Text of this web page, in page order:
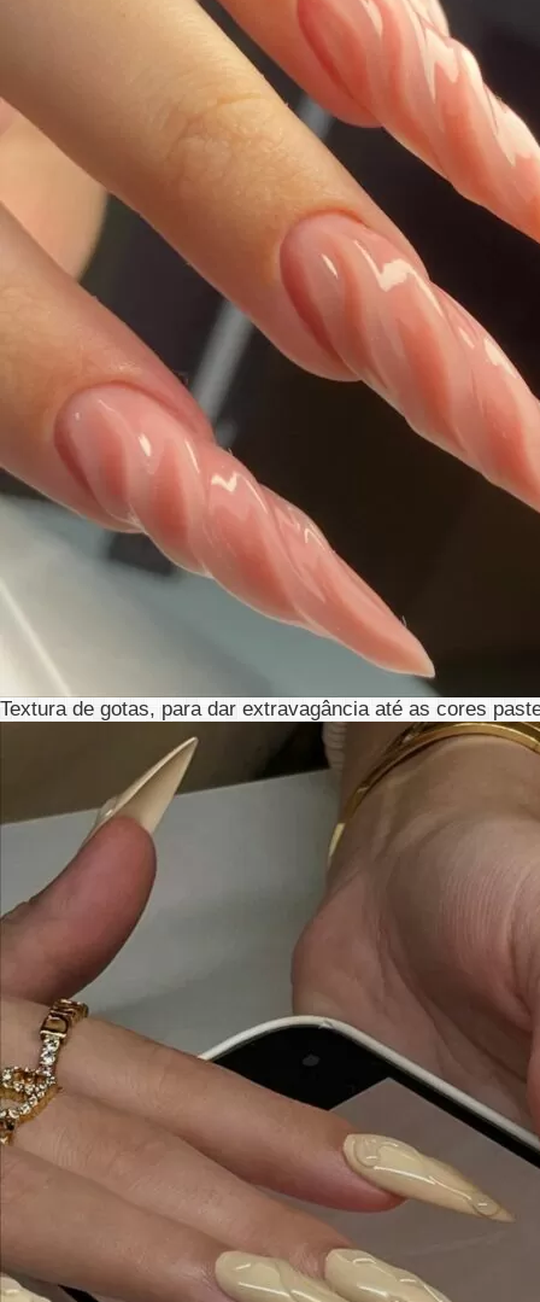
Textura de gotas, para dar extravagância até as cores